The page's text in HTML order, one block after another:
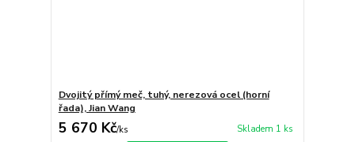
Dvojitý přímý meč, tuhý, nerezová ocel (horní
řada), Jian Wang
5 670 Kč/ks Skladem 1 ks